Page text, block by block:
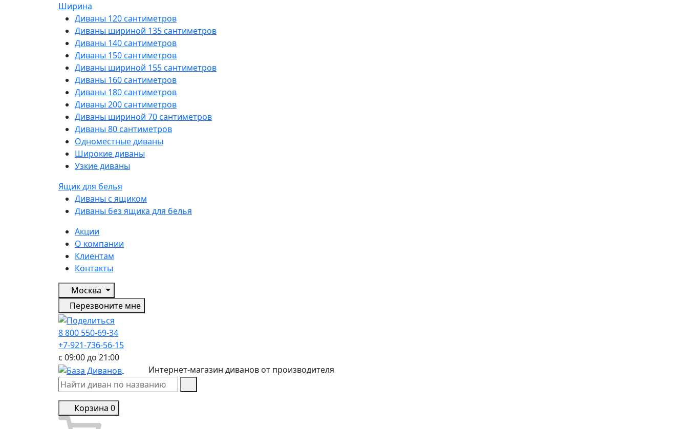
Ширина
Диваны 120 сантиметров
Диваны шириной 135 сантиметров
Диваны 140 сантиметров
Диваны 150 сантиметров
Диваны шириной 155 сантиметров
Диваны 160 сантиметров
Диваны 180 сантиметров
Диваны 200 сантиметров
Диваны шириной 70 сантиметров
Диваны 80 сантиметров
Одноместные диваны
Широкие диваны
Узкие диваны
Ящик для белья
Диваны с ящиком
Диваны без ящика для белья
Акции
О компании
Клиентам
Контакты
Москва
Перезвоните мне
8 800 550-69-34
+7-921-736-56-15
с 09:00 до 21:00
Интернет-магазин диванов от производителя
Корзина 0